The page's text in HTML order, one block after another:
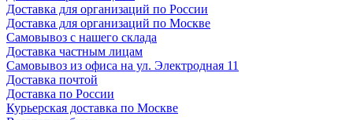
Доставка для организаций по России
Доставка для организаций по Москве
Самовывоз с нашего склада
Доставка частным лицам
Самовывоз из офиса на ул. Электродная 11
Доставка почтой
Доставка по России
Курьерская доставка по Москве